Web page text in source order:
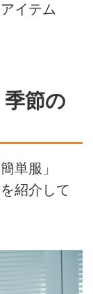
イテム
季節の
単服」
紹介して